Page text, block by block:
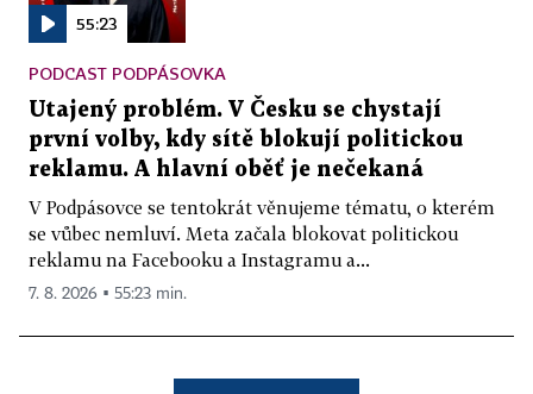
55:23
PODCAST PODPÁSOVKA
Utajený problém. V Česku se chystají
první volby, kdy sítě blokují politickou
reklamu. A hlavní oběť je nečekaná
V Podpásovce se tentokrát věnujeme tématu, o kterém
se vůbec nemluví. Meta začala blokovat politickou
reklamu na Facebooku a Instagramu a...
7. 8. 2026 ▪ 55:23 min.